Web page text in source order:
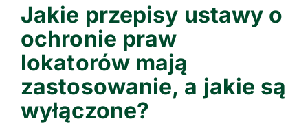
Jakie przepisy ustawy o
ochronie praw
lokatorów mają
zastosowanie, a jakie są
wyłączone?